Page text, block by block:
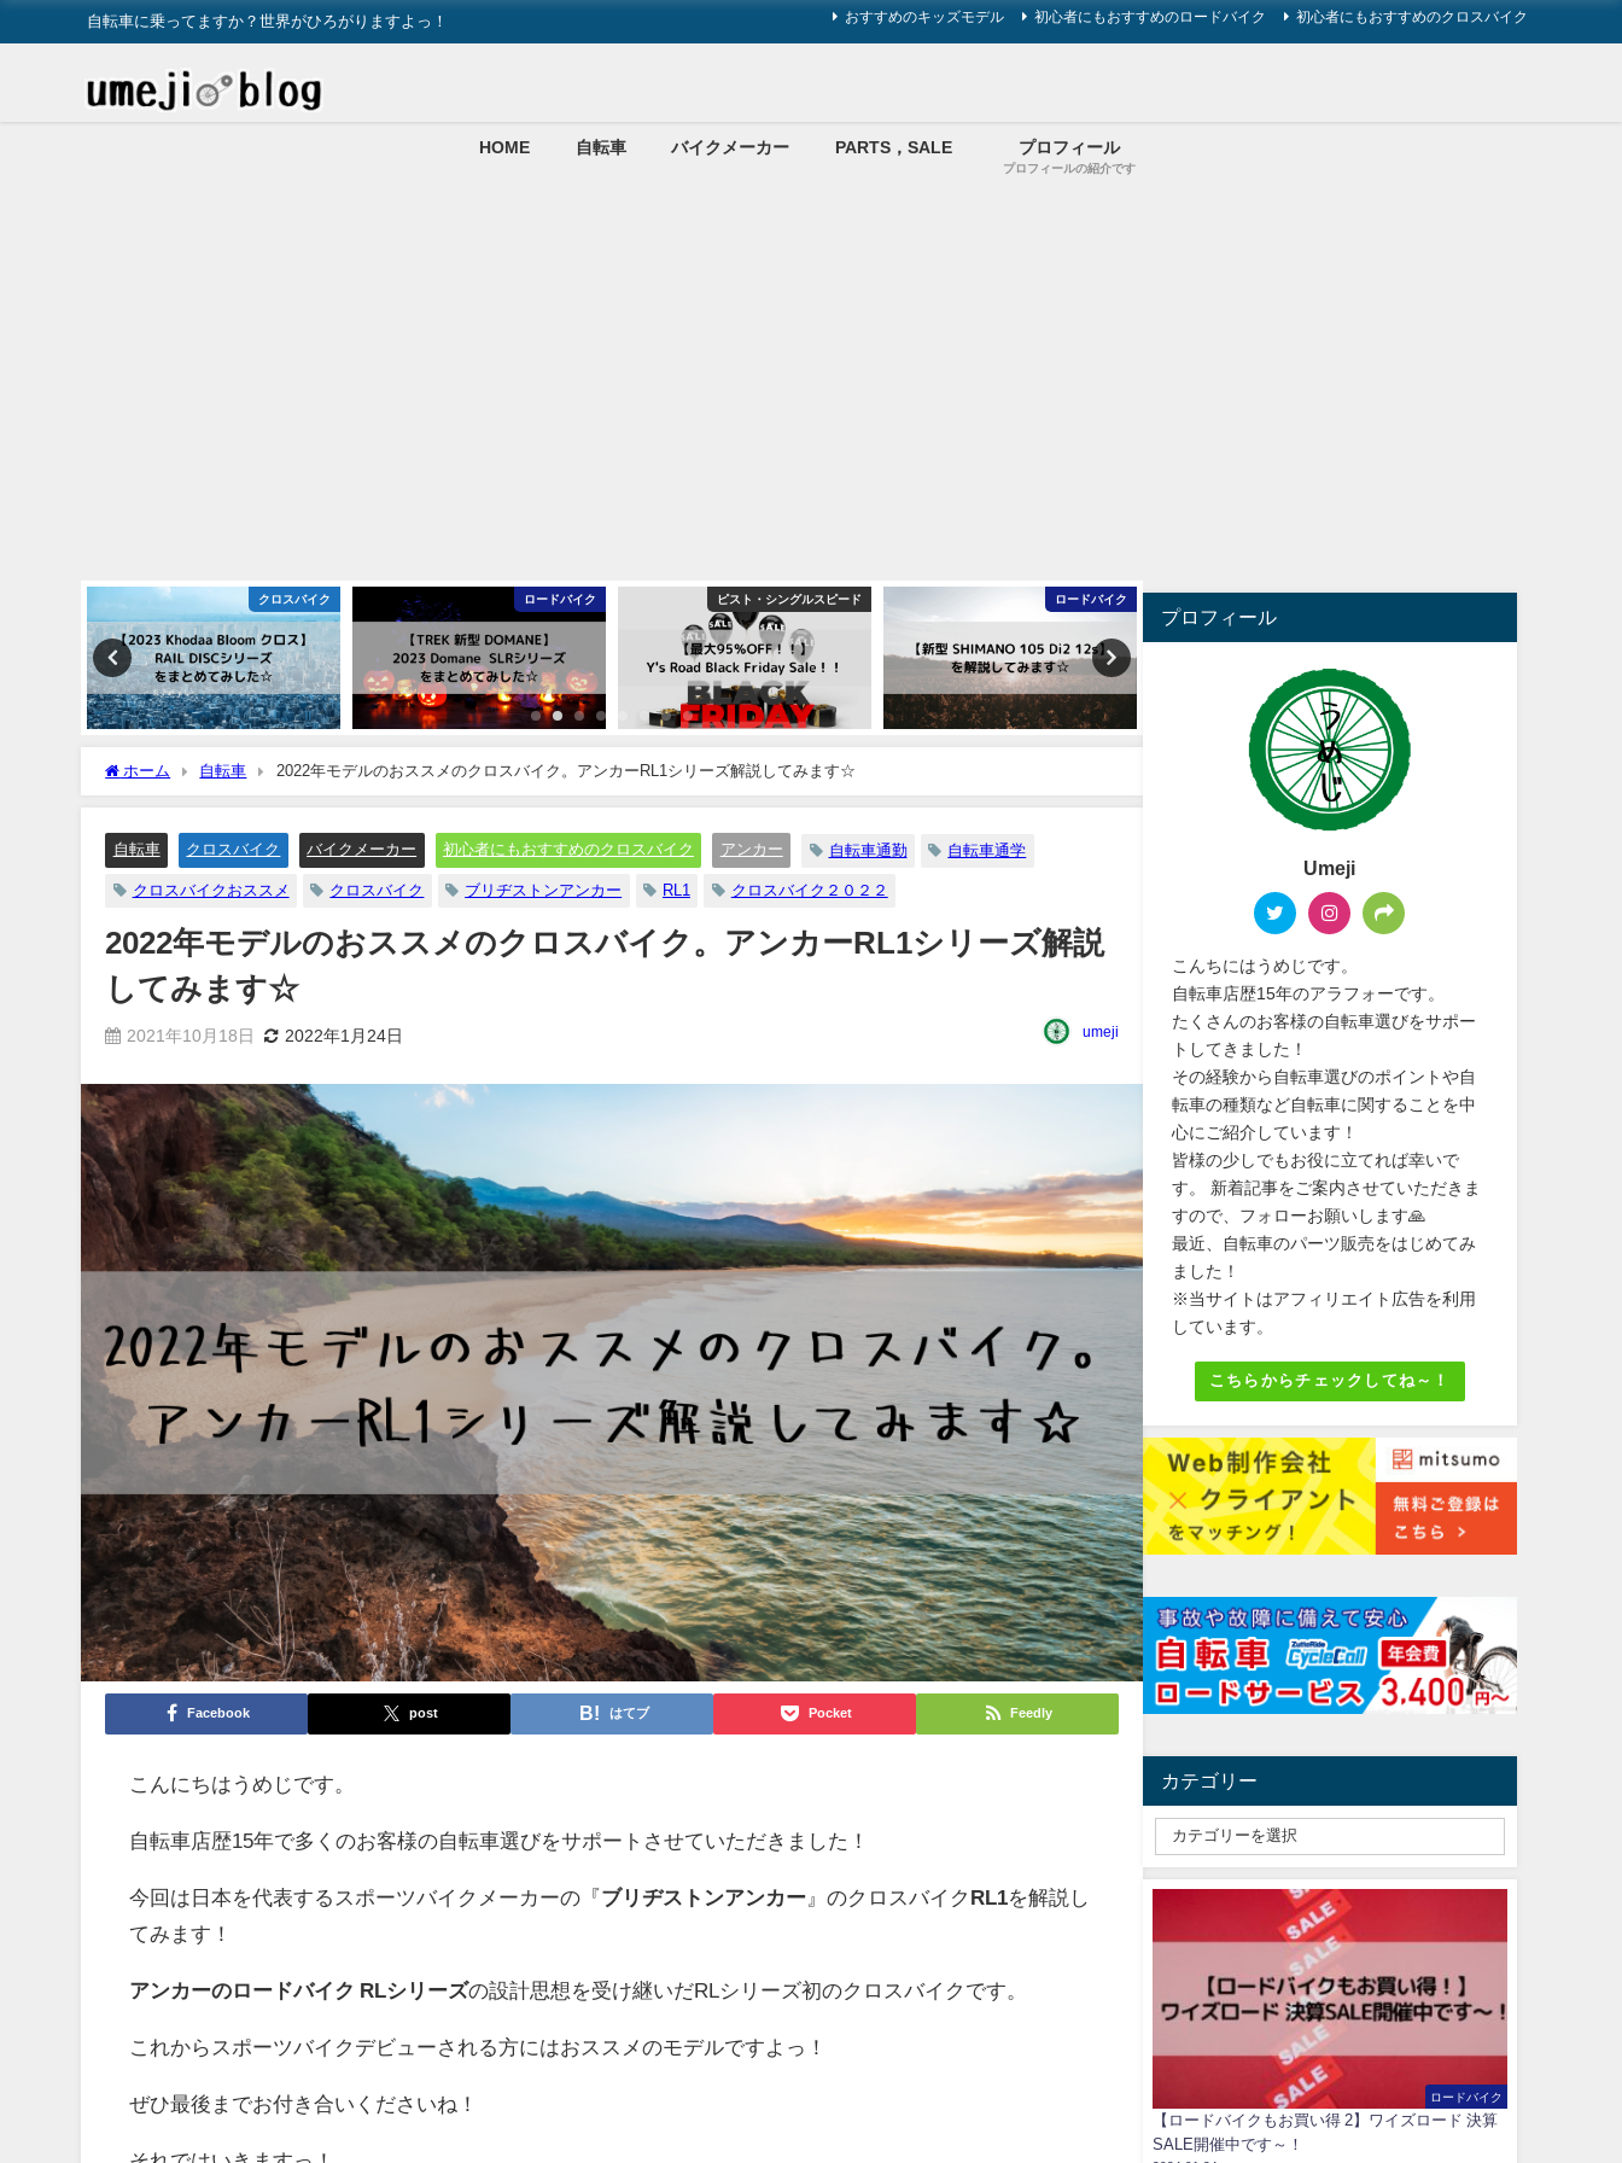
自転車に乗ってますか？世界がひろがりますよっ！ おすすめのキッズモデル 初心者にもおすすめのロードバイク 初心者にもおすすめのクロスバイク
HOME 自転車 バイクメーカー PARTS，SALE プロフィール
プロフィールの紹介です
ロードバイク ピスト・シングルスピード ロードバイク クロスバイク
ホーム 自転車 2022年モデルのおススメのクロスバイク。アンカーRL1シリーズ解説してみます☆
自転車 クロスバイク バイクメーカー 初心者にもおすすめのクロスバイク アンカー 自転車通勤 自転車通学
クロスバイクおススメ クロスバイク ブリヂストンアンカー RL1 クロスバイク２０２２
2022年モデルのおススメのクロスバイク。アンカーRL1シリーズ解説
してみます☆
2021年10月18日 2022年1月24日 umeji
Facebook post はてブ Pocket Feedly
こんにちはうめじです。
自転車店歴15年で多くのお客様の自転車選びをサポートさせていただきました！
今回は日本を代表するスポーツバイクメーカーの『ブリヂストンアンカー 』のクロスバイク RL1 を解説し
てみます！
アンカーのロードバイク RLシリーズの設計思想を受け継いだRLシリーズ初のクロスバイクです。
これからスポーツバイクデビューされる方にはおススメのモデルですよっ！
ぜひ最後までお付き合いくださいね！
プロフィール
Umeji
こんちにはうめじです。
自転車店歴15年のアラフォーです。
たくさんのお客様の自転車選びをサポー
トしてきました！
その経験から自転車選びのポイントや自
転車の種類など自転車に関することを中
心にご紹介しています！
皆様の少しでもお役に立てれば幸いで
す。 新着記事をご案内させていただきま
すので、フォローお願いします🙏
最近、自転車のパーツ販売をはじめてみ
ました！
※当サイトはアフィリエイト広告を利用
しています。
こちらからチェックしてね～！
カテゴリー
ロードバイク
【ロードバイクもお買い得 2】ワイズロード 決算
SALE開催中です～！